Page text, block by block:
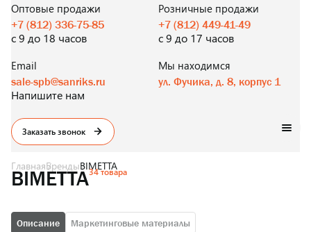
И В РОЗНИЦУ
Оптовые продажи
+7 (812) 336-75-85
с 9 до 18 часов
Розничные продажи
+7 (812) 449-41-49
с 9 до 17 часов
Email
sale-spb@sanriks.ru
Напишите нам
Мы находимся
ул. Фучика, д. 8, корпус 1
Заказать звонок
ГлавнаяБрендыBIMETTA
BIMETTA34 товара
Описание Маркетинговые материалы